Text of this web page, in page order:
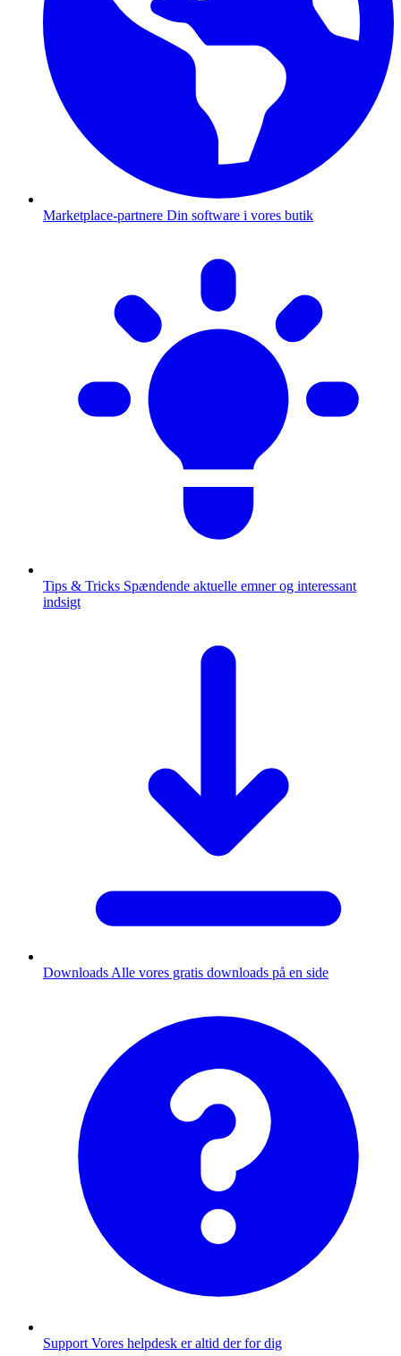
Marketplace-partnere Din software i vores butik
Tips & Tricks Spændende aktuelle emner og interessant
indsigt
Downloads Alle vores gratis downloads på en side
Support Vores helpdesk er altid der for dig